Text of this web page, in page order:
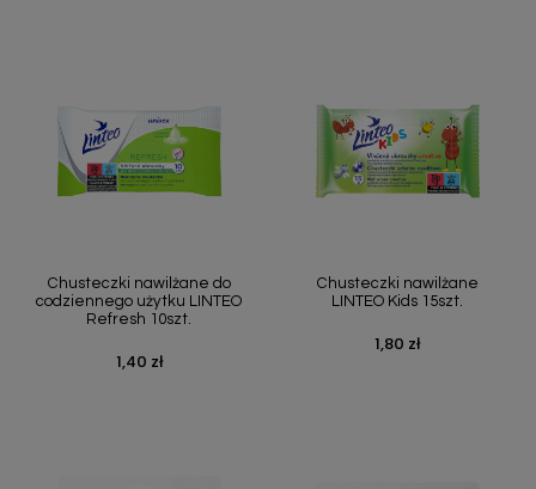
Chusteczki nawilżane do
codziennego użytku LINTEO
Refresh 10szt.
Cena
1,40 zł
Chusteczki nawilżane
LINTEO Kids 15szt.
Cena
1,80 zł